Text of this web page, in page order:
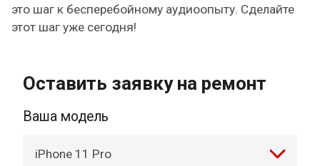
это шаг к бесперебойному аудиоопыту. Сделайте
этот шаг уже сегодня!
Оставить заявку на ремонт
Ваша модель
iPhone 11 Pro